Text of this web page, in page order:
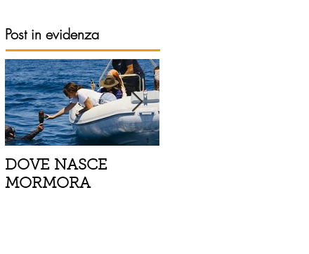
Post in evidenza
DOVE NASCE
MORMORA